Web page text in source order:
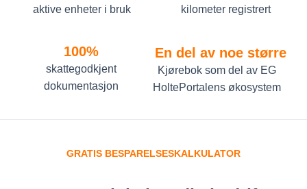
aktive enheter i bruk kilometer registrert
100%
skattegodkjent
dokumentasjon
En del av noe større
Kjørebok som del av EG
HoltePortalens økosystem
GRATIS BESPARELSESKALKULATOR